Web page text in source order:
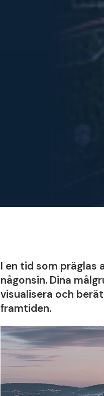
I en tid som präglas
någonsin. Dina
visualisera och
framtiden.